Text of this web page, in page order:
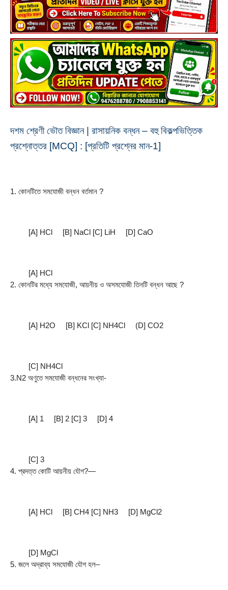
দশম শ্রেণী ভৌত বিজ্ঞান | রাসায়নিক বন্ধন – বহু বিকল্পভিত্তিক
প্রশ্নোত্তর [MCQ] : [প্রতিটি প্রশ্নের মান-1]
1. কোনটিতে সমযােজী বন্ধন বর্তমান ?
[A] HCl     [B] NaCl [C] LiH     [D] CaO
[A] HCl
2. কোনটির মধ্যে সমযােজী, আয়নীয় ও অসমযােজী তিনটি বন্ধন আছে ?
[A] H2O     [B] KCl [C] NH4Cl     (D] CO2
[C] NH4Cl
3.N2 অণুতে সমযােজী বন্ধনের সংখ্যা-
[A] 1     [B] 2 [C] 3     [D] 4
[C] 3
4. প্রদত্ত কোটি আয়নীয় যৌগ?—
[A] HCl     [B] CH4 [C] NH3     [D] MgCl2
[D] MgCl
5. জলে অদ্রাব্য সমযােজী যৌগ হল–